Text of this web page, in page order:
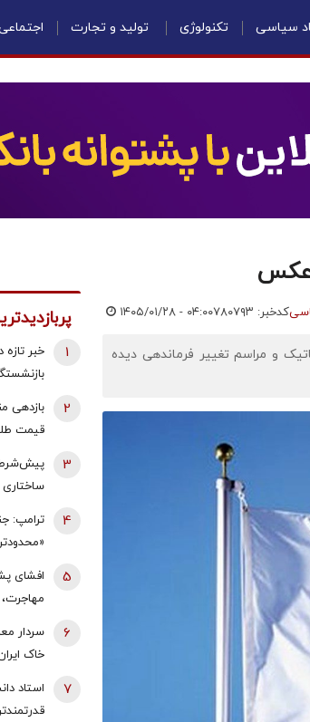
سیاسی تکنولوژی تولید و تجارت
کدخبر: ۷۸۰۷۹۳ ۱۴۰۵/۰۱/۲۸ - ۰۴:۰۰
و مراسم تغییر فرماندهی دیده
خبر
1
قیمت
2
پیش‌شرط
3
ترامپ:
4
افشای
5
سردار
خاک
آنجا
6
استاد
7